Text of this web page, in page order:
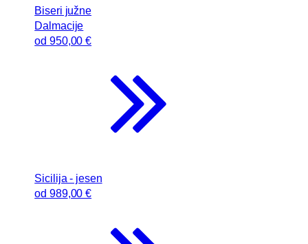
Biseri južne
Dalmacije
od 950,00 €
Sicilija - jesen
od 989,00 €